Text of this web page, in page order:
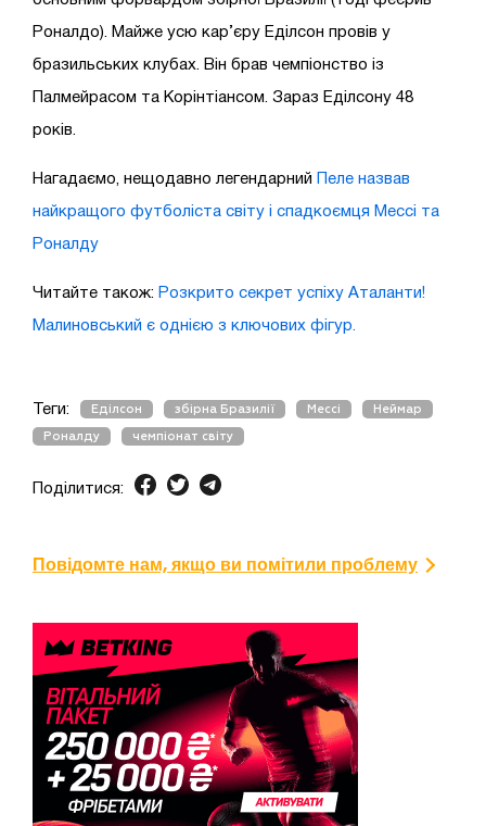
Роналдо). Майже усю кар’єру Еділсон провів у
бразильських клубах. Він брав чемпіонство із
Палмейрасом та Корінтіансом. Зараз Еділсону 48
років.
Нагадаємо, нещодавно легендарний Пеле назвав
найкращого футболіста світу і спадкоємця Мессі та
Роналду
Читайте також: Розкрито секрет успіху Аталанти!
Малиновський є однією з ключових фігур.
Теги: Еділсон збірна Бразилії Мессі Неймар
Роналду чемпіонат світу
Поділитися:
Повідомте нам, якщо ви помітили проблему